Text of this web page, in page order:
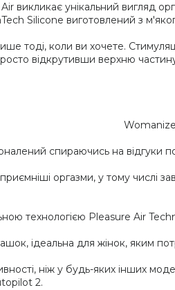
викликає унікальний вигляд
Silicone виготовлений з м'якого
тоді, коли ви хочете.
відкрутивши верхню
Womanizer
спираючись на відгуки
приємніші оргазми, у тому
технологією Pleasure Air
ідеальна для жінок, яким
ніж у будь-яких інших
2.